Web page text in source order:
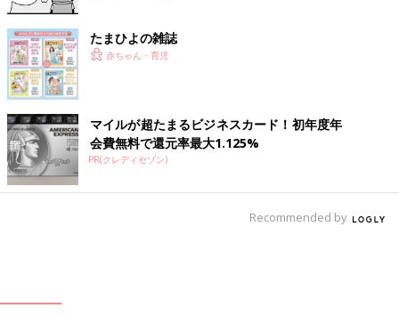
たまひよの雑誌
赤ちゃん・育児
マイルが超たまるビジネスカード！初年度年
会費無料で還元率最大1.125%
PR(クレディセゾン)
Recommended by